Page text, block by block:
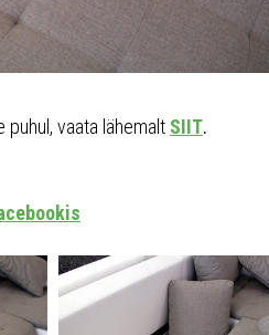
vaata lähemalt SIIT.